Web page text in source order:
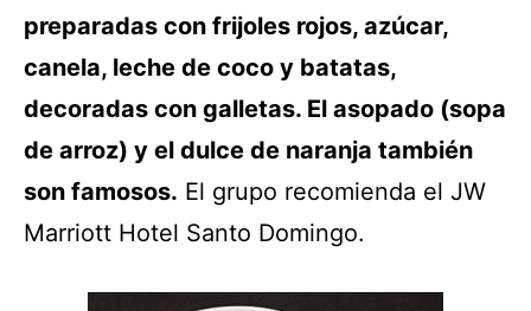
preparadas con frijoles rojos, azúcar,
canela, leche de coco y batatas,
decoradas con galletas. El asopado (sopa
de arroz) y el dulce de naranja también
son famosos. El grupo recomienda el JW
Marriott Hotel Santo Domingo.